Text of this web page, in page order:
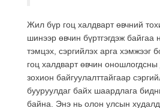
Жил бүр гоц халдварт өвчний
шинээр өвчин бүртгэгдэж байгаа
тэмцэх, сэргийлэх арга хэмжээг
гоц халдварт өвчин
зохион байгуулалттайгаар
бууруулдаг байх шаардлага
байна. Энэ нь олон улсын